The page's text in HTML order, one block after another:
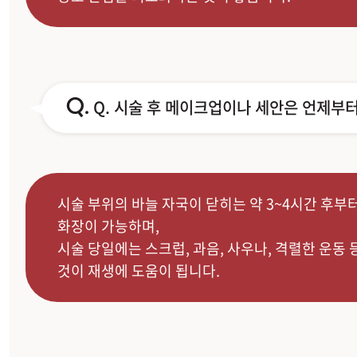
Q. Q. 시술 후 메이크업이나 세안은 언제부
시술 부위의 바늘 자국이 닫히는 약 3~4시간 후부
화장이 가능하며,
시술 당일에는 스크럽, 과음, 사우나, 격렬한 운동
것이 재생에 도움이 됩니다.